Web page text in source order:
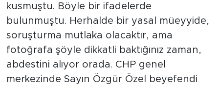
kusmuştu. Böyle bir ifadelerde
bulunmuştu. Herhalde bir yasal müeyyide,
soruşturma mutlaka olacaktır, ama
fotoğrafa şöyle dikkatli baktığınız zaman,
abdestini alıyor orada. CHP genel
merkezinde Sayın Özgür Özel beyefendi